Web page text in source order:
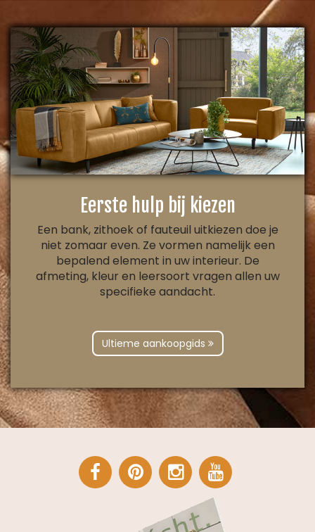
Eerste hulp bij kiezen
Een bank, zithoek of fauteuil uitkiezen doe je
niet zomaar even. Ze vormen namelijk een
bepalend element in uw interieur. De
afmeting, kleur en leersoort vragen allen uw
specifieke aandacht.
Ultieme aankoopgids